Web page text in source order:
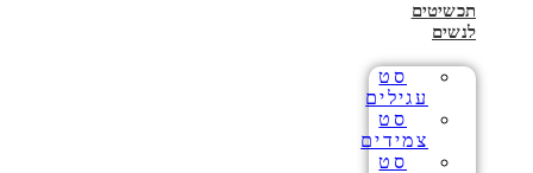
תכשיטים
לנשים
סט
עגילים
סט
צמידים
סט